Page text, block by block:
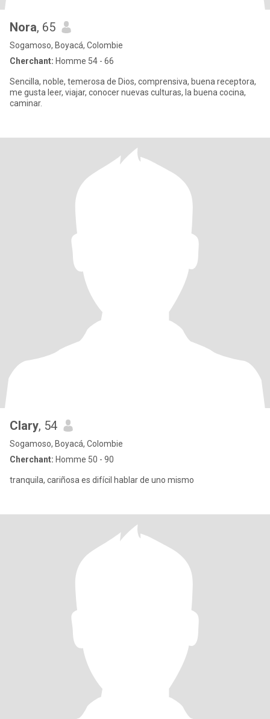
Nora, 65
Sogamoso, Boyacá, Colombie
Cherchant: Homme 54 - 66
Sencilla, noble, temerosa de Dios, comprensiva, buena receptora,
me gusta leer, viajar, conocer nuevas culturas, la buena cocina,
caminar.
Clary, 54
Sogamoso, Boyacá, Colombie
Cherchant: Homme 50 - 90
tranquila, cariñosa es difícil hablar de uno mismo